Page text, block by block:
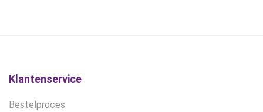
de
Klantenservice
Bestelproces